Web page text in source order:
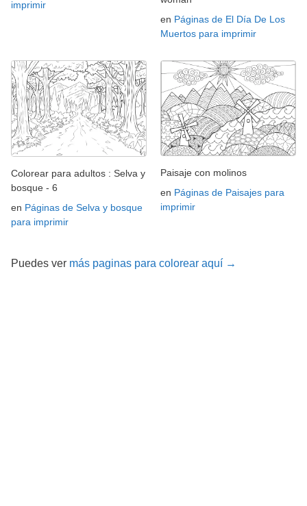
imprimir
en Páginas de El Día De Los
Muertos para imprimir
Colorear para adultos : Selva y
bosque - 6
en Páginas de Selva y bosque
para imprimir
Paisaje con molinos
en Páginas de Paisajes para
imprimir
Puedes ver más paginas para colorear aquí →